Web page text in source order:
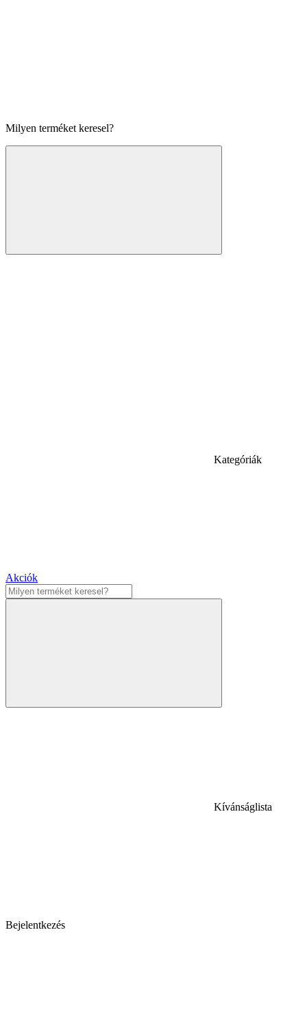
Milyen terméket keresel?
Kategóriák
Akciók
Kívánságlista
Bejelentkezés